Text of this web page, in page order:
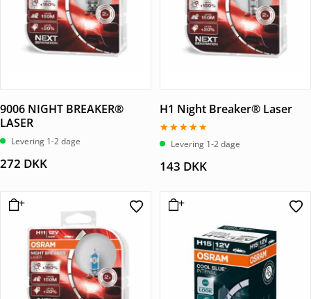
9006 NIGHT BREAKER®
LASER
Levering 1-2 dage
272 DKK
H1 Night Breaker® Laser
Vurderet
4.00Levering 1-2 dage
143 DKK